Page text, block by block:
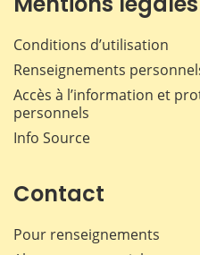
Conditions d’utilisation
Renseignements
Accès à l’information et
personnels
Info Source
Contact
Pour renseignements